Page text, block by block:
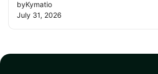
byKymatio
July 31, 2026